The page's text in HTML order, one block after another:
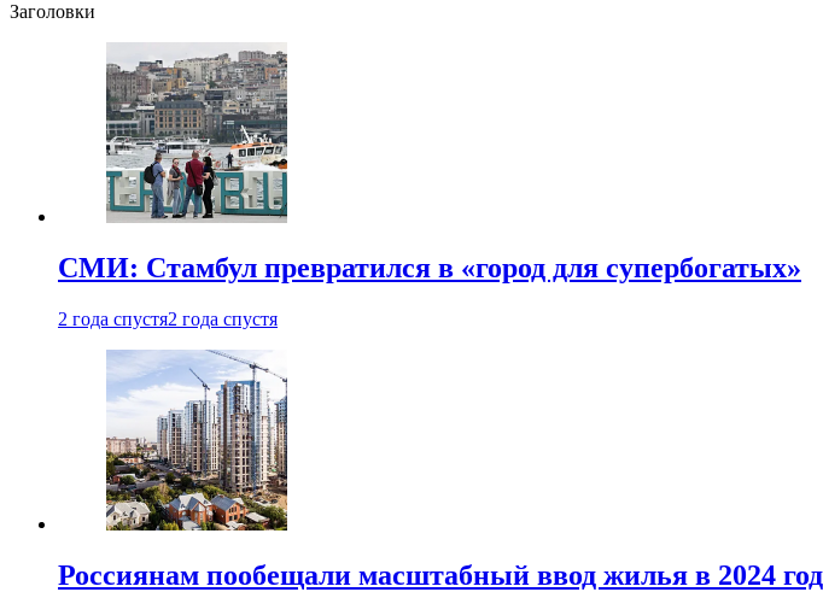
Заголовки
СМИ: Стамбул превратился в «город для супербогатых»
2 года спустя2 года спустя
Россиянам пообещали масштабный ввод жилья в 2024